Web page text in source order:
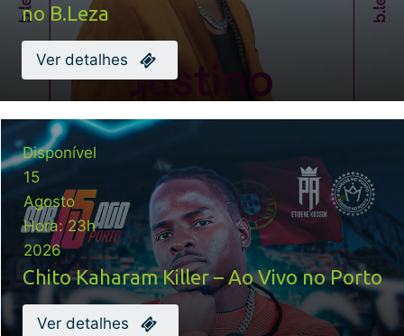
no B.Leza
Ver detalhes
Disponível
15
Agosto
Hora:23h
2026
Chito Kaharam Killer – Ao Vivo no Porto
Ver detalhes